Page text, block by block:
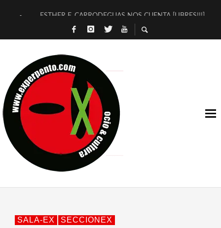
ESTHER F. CARRODEGUAS NOS CUENTA [LIBRES!!!]
[TERRA DE GUAPES] DE SANDRA MONFORT
TIMBRE 4, LA ESCUELA DEL DIRECTOR TEATRAL CLAUDIO
30 AÑOS (NO ES NADA) DE LA KATARSIS DEL TOMATAZO
MILITARES JUDÍAS EN #EXVITA
D’BALDOMEROS REINVENTAN [BITÁCORA 3.0] EN EXVITA
MARSHALL FLASH PRESENTA EN EXVITA [RELATIVA
JOFRE BARDAGÍ EN EXVITA INTERPRETANDO A SERRAT
SALA-EX SECCIONEX